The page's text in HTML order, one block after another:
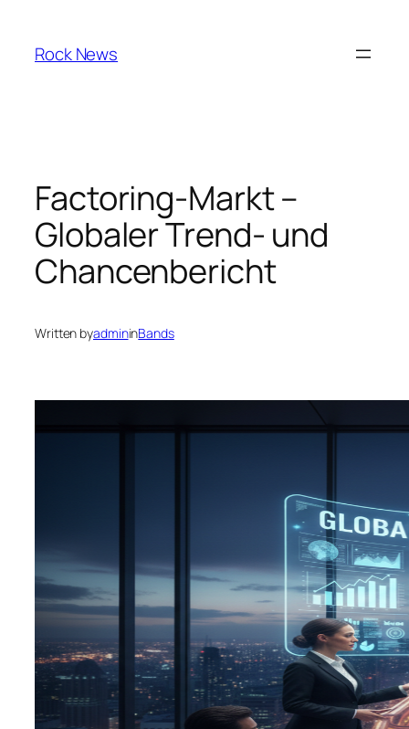
content
Rock News
Factoring-Markt –
Globaler Trend- und
Chancenbericht
Written byadmininBands